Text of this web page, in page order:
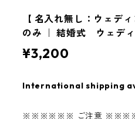
【 名入れ無し：ウェデ
のみ ｜ 結婚式 ウェデ
¥3,200
International shipping
※※※※※※ ご注意